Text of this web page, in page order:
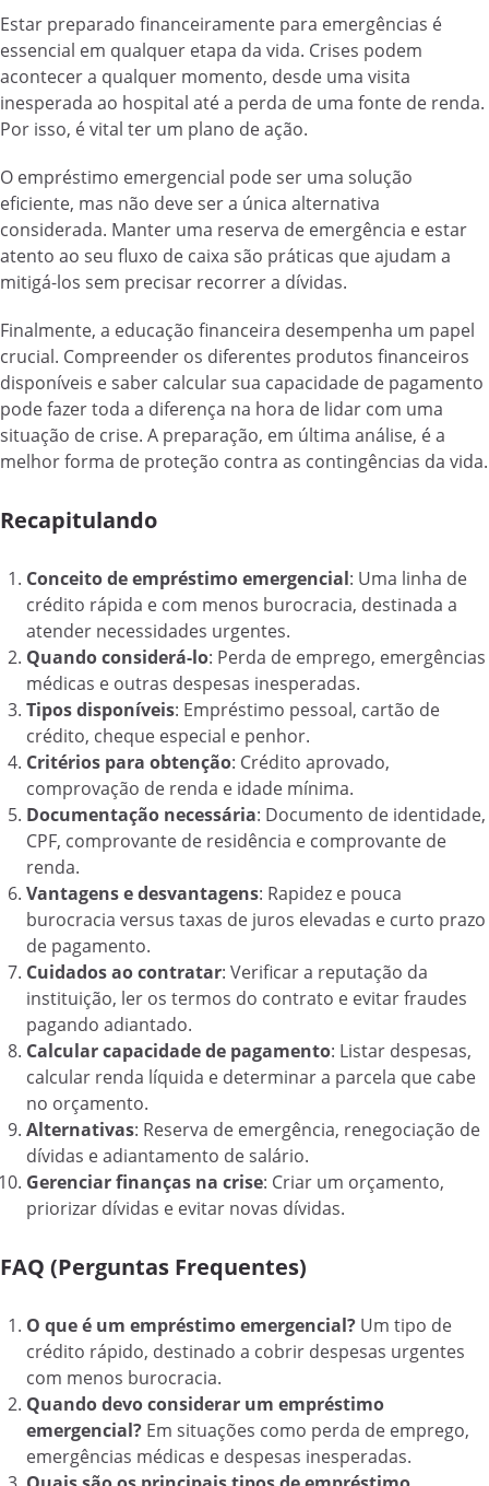
Estar preparado financeiramente para emergências é
essencial em qualquer etapa da vida. Crises podem
acontecer a qualquer momento, desde uma visita
inesperada ao hospital até a perda de uma fonte de renda.
Por isso, é vital ter um plano de ação.
O empréstimo emergencial pode ser uma solução
eficiente, mas não deve ser a única alternativa
considerada. Manter uma reserva de emergência e estar
atento ao seu fluxo de caixa são práticas que ajudam a
mitigá-los sem precisar recorrer a dívidas.
Finalmente, a educação financeira desempenha um papel
crucial. Compreender os diferentes produtos financeiros
disponíveis e saber calcular sua capacidade de pagamento
pode fazer toda a diferença na hora de lidar com uma
situação de crise. A preparação, em última análise, é a
melhor forma de proteção contra as contingências da vida.
Recapitulando
Conceito de empréstimo emergencial: Uma linha de
crédito rápida e com menos burocracia, destinada a
atender necessidades urgentes.
Quando considerá-lo: Perda de emprego, emergências
médicas e outras despesas inesperadas.
Tipos disponíveis: Empréstimo pessoal, cartão de
crédito, cheque especial e penhor.
Critérios para obtenção: Crédito aprovado,
comprovação de renda e idade mínima.
Documentação necessária: Documento de identidade,
CPF, comprovante de residência e comprovante de
renda.
Vantagens e desvantagens: Rapidez e pouca
burocracia versus taxas de juros elevadas e curto prazo
de pagamento.
Cuidados ao contratar: Verificar a reputação da
instituição, ler os termos do contrato e evitar fraudes
pagando adiantado.
Calcular capacidade de pagamento: Listar despesas,
calcular renda líquida e determinar a parcela que cabe
no orçamento.
Alternativas: Reserva de emergência, renegociação de
dívidas e adiantamento de salário.
Gerenciar finanças na crise: Criar um orçamento,
priorizar dívidas e evitar novas dívidas.
FAQ (Perguntas Frequentes)
O que é um empréstimo emergencial? Um tipo de
crédito rápido, destinado a cobrir despesas urgentes
com menos burocracia.
Quando devo considerar um empréstimo
emergencial? Em situações como perda de emprego,
emergências médicas e despesas inesperadas.